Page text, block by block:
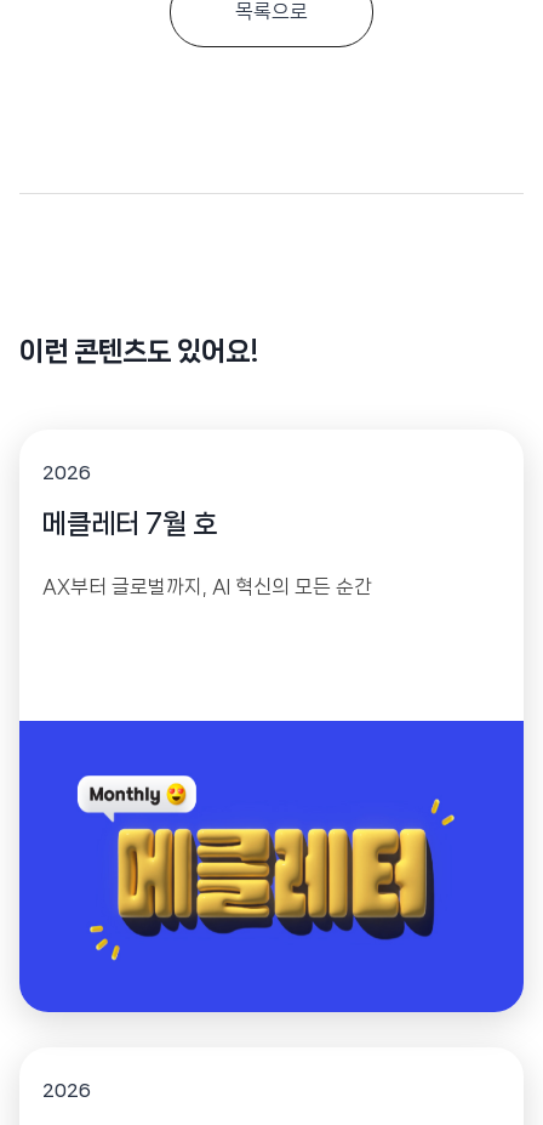
목록으로
이런 콘텐츠도 있어요!
2026
메클레터 7월 호
AX부터 글로벌까지, AI 혁신의 모든 순간
2026